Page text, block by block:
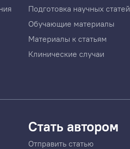
Подготовка научных статей
Обучающие материалы
Материалы к статьям
Клинические случаи
Стать автором
Отправить статью